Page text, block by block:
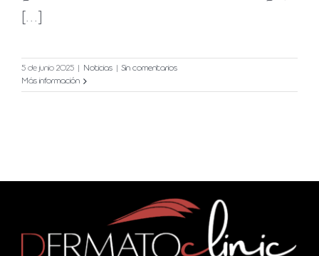
[...]
5 de junio 2025 Noticias
Sin comentarios
Más información